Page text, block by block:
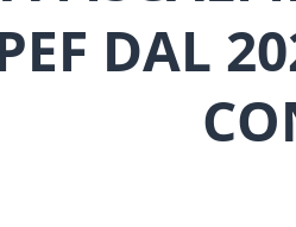
DAL